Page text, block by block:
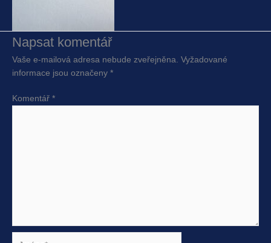
Napsat komentář
Vaše e-mailová adresa nebude zveřejněna. Vyžadované
informace jsou označeny *
Komentář *